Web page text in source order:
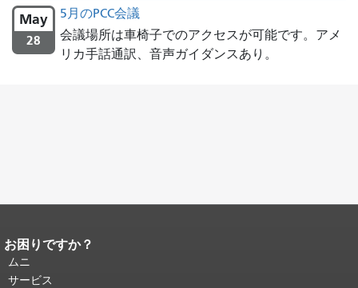
May
28
5月のPCC会議
会議場所は車椅子でのアクセスが可能です。アメ
リカ手話通訳、音声ガイダンスあり。
ページコンテンツの終わり。
ジの残りの部分はすべてのページで繰
り返されます。
お困りですか？
ムニ
サービス